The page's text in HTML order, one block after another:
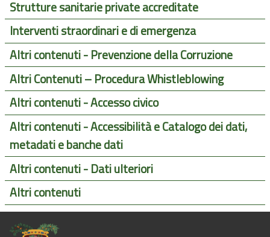
Strutture sanitarie private accreditate
Interventi straordinari e di emergenza
Altri contenuti - Prevenzione della Corruzione
Altri Contenuti – Procedura Whistleblowing
Altri contenuti - Accesso civico
Altri contenuti - Accessibilità e Catalogo dei dati,
metadati e banche dati
Altri contenuti - Dati ulteriori
Altri contenuti